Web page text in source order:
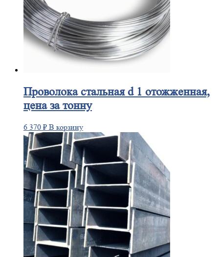
Проволокастальная d 1 отожженная,
цена за тонну
6 370 ₽ В корзину